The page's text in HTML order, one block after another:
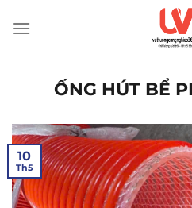
qua
ỐNG HÚT BỂ
10
Th5